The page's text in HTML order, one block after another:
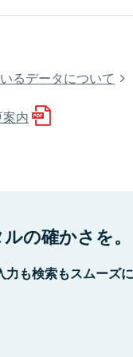
るデータについて
内
の確かさを。
力も検索もスムーズ